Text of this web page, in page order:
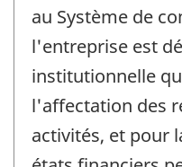
au Système de
l'entreprise est
institutionnelle
l'affectation des
activités, et pour